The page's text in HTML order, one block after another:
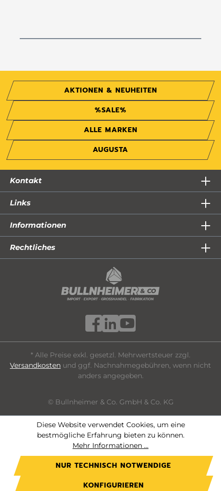
AKTIONEN & NEUHEITEN
%SALE%
ALLE MARKEN
AUGUSTA
Kontakt
Links
Informationen
Rechtliches
* Alle Preise exkl. gesetzl. Mehrwertsteuer zzgl.
Versandkosten und ggf. Nachnahmegebühren, wenn nicht
anders angegeben.
© Bullnheimer & Co. GmbH & Co. KG
Diese Website verwendet Cookies, um eine
bestmögliche Erfahrung bieten zu können.
Mehr Informationen ...
NUR TECHNISCH NOTWENDIGE
KONFIGURIEREN